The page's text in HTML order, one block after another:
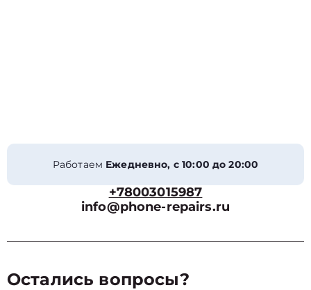
Работаем Ежедневно, с 10:00 до 20:00
+78003015987
info@phone-repairs.ru
Остались вопросы?